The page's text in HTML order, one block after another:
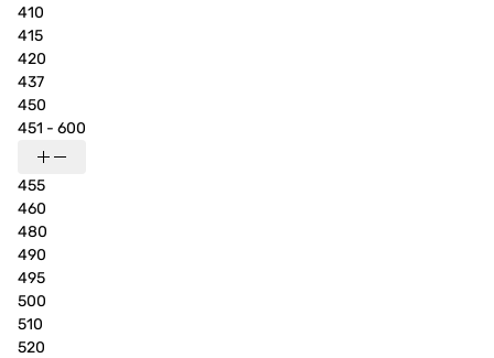
410
415
420
437
450
451 - 600
455
460
480
490
495
500
510
520